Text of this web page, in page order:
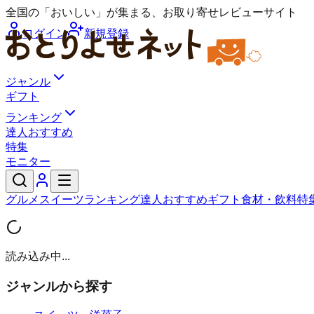
全国の「おいしい」が集まる、お取り寄せレビューサイト
ログイン
新規登録
ジャンル
ギフト
ランキング
達人おすすめ
特集
モニター
グルメ スイーツランキング達人おすすめギフト 食材・飲料特
読み込み中...
ジャンルから探す